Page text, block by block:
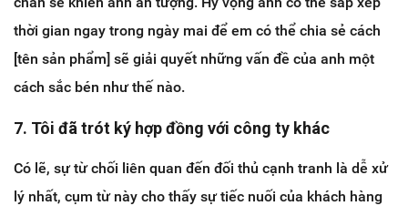
thời gian ngay trong ngày mai để em có thể chia sẻ cách
[tên sản phẩm] sẽ giải quyết những vấn đề của anh một
cách sắc bén như thế nào.
7. Tôi đã trót ký hợp đồng với công ty khác
Có lẽ, sự từ chối liên quan đến đối thủ cạnh tranh là dễ xử
lý nhất, cụm từ này cho thấy sự tiếc nuối của khách hàng